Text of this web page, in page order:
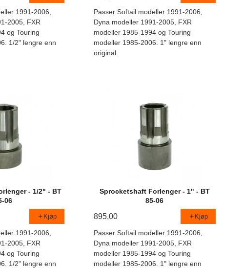
1991-2006,
2005, FXR
og Touring
1/2" lengre enn
Passer Softail modeller 1991-2006,
Dyna modeller 1991-2005, FXR
modeller 1985-1994 og Touring
modeller 1985-2006. 1" lengre enn
original.
- 1/2" - BT
06
Kjøp
1991-2006,
2005, FXR
og Touring
1/2" lengre enn
Sprocketshaft Forlenger - 1" - BT
85-06
895,00 Kjøp
Passer Softail modeller 1991-2006,
Dyna modeller 1991-2005, FXR
modeller 1985-1994 og Touring
modeller 1985-2006. 1" lengre enn